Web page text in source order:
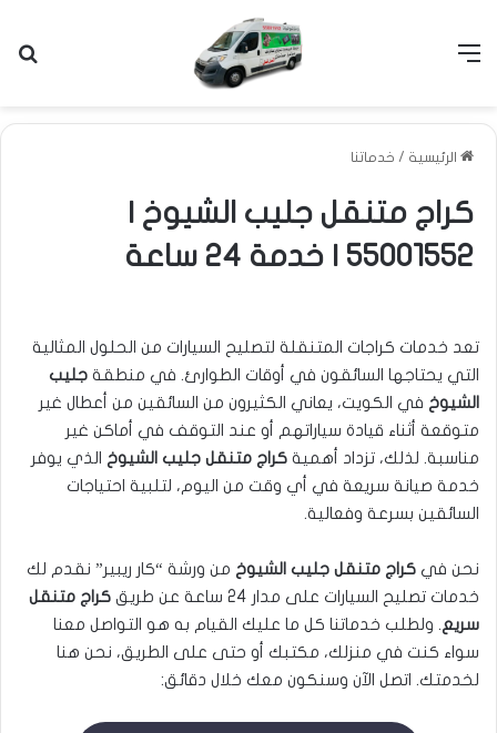
القائمة
الرئيسية / خدماتنا
كراج متنقل جليب الشيوخ |
55001552 | خدمة 24 ساعة
تعد خدمات كراجات المتنقلة لتصليح السيارات من الحلول المثالية
التي يحتاجها السائقون في أوقات الطوارئ. في منطقة جليب
الشيوخ في الكويت، يعاني الكثيرون من السائقين من أعطال غير
متوقعة أثناء قيادة سياراتهم أو عند التوقف في أماكن غير
مناسبة. لذلك، تزداد أهمية كراج متنقل جليب الشيوخ
الذي يوفر
خدمة صيانة سريعة في أي وقت من اليوم، لتلبية احتياجات
السائقين بسرعة وفعالية.
نحن في كراج متنقل جليب الشيوخ من ورشة “كار ريبير” نقدم لك
خدمات تصليح السيارات على مدار 24 ساعة عن طريق
كراج متنقل
سريع. ولطلب خدماتنا كل ما عليك القيام به هو التواصل معنا
سواء كنت في منزلك، مكتبك أو حتى على الطريق، نحن هنا
لخدمتك. اتصل الآن وسنكون معك خلال دقائق: